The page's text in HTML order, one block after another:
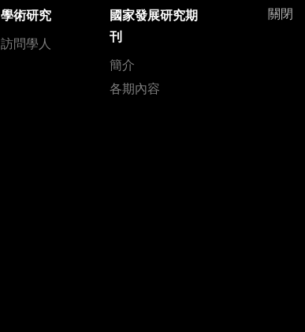
關閉
學術研究
訪問學人
國家發展研究期
刊
簡介
各期內容